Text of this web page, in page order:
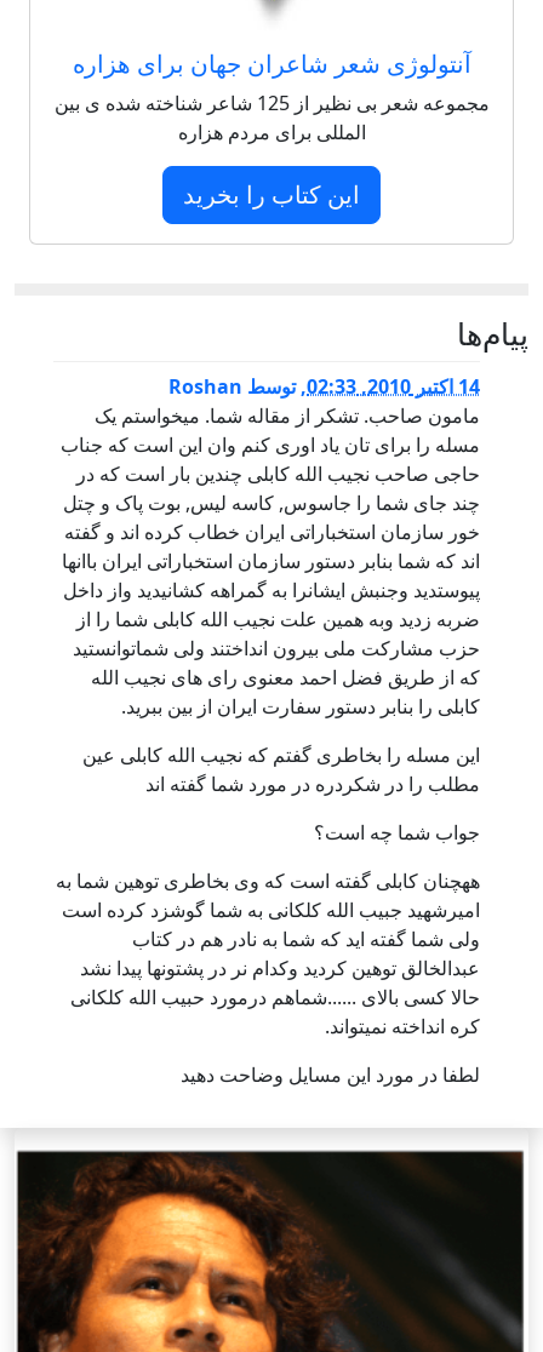
آنتولوژی شعر شاعران جهان برای هزاره
مجموعه شعر بی نظیر از 125 شاعر شناخته شده ی بین
المللی برای مردم هزاره
این کتاب را بخرید
پيام‌ها
14 اكتبر 2010, 02:33 ,توسط Roshan
مامون صاحب. تشکر از مقاله شما. میخواستم یک
مسله را برای تان یاد اوری کنم وان این است که جناب
حاجی صاحب نجیب الله کابلی چندین بار است که در
چند جای شما را جاسوس, کاسه لیس, بوت پاک و چتل
خور سازمان استخباراتی ایران خطاب کرده اند و گفته
اند که شما بنابر دستور سازمان استخباراتی ایران باانها
پیوستدید وجنبش ایشانرا به گمراهه کشانیدید واز داخل
ضربه زدید وبه همین علت نجیب الله کابلی شما را از
حزب مشارکت ملی بیرون انداختند ولی شماتوانستید
که از طریق فضل احمد معنوی رای های نجیب الله
کابلی را بنابر دستور سفارت ایران از بین ببرید.
این مسله را بخاطری گفتم که نجیب الله کابلی عین
مطلب را در شکردره در مورد شما گفته اند
جواب شما چه است؟
ههچنان کابلی گفته است که وی بخاطری توهین شما به
امیرشهید جبیب الله کلکانی به شما گوشزد کرده است
ولی شما گفته اید که شما به نادر هم در کتاب
عبدالخالق توهین کردید وکدام نر در پشتونها پیدا نشد
حالا کسی بالای ......شماهم درمورد حبیب الله کلکانی
کره انداخته نمیتواند.
لطفا در مورد این مسایل وضاحت دهید